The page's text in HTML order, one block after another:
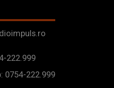
222.999
0754-222.999